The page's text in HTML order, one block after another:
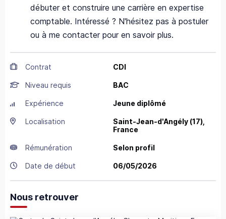
débuter et construire une carrière en expertise
comptable. Intéressé ? N'hésitez pas à postuler
ou à me contacter pour en savoir plus.
Contrat CDI
Niveau requis BAC
Expérience Jeune diplômé
Localisation Saint-Jean-d'Angély (17),
France
Rémunération Selon profil
Date de début 06/05/2026
Nous retrouver